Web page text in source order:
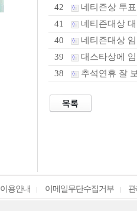
42 네티즌상 투
41 네티즌대상
40 네티즌대상
39 대스타상에
38 추석연휴 잘
이용안내 이메일무단수집거부